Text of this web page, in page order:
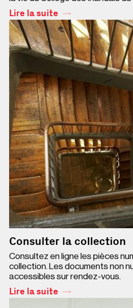
Consulter la collection
Consultez en ligne les pièces
collection. Les documents non
accessibles sur rendez-vous.